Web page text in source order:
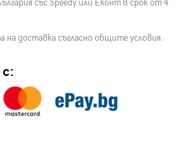
със Speedy или Еконт в срок от 4
доставка съгласно общите условия.